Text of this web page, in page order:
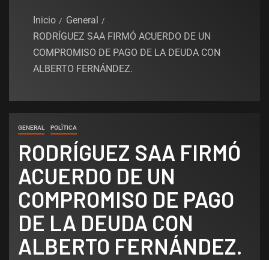
Inicio
General
RODRÍGUEZ SAA FIRMÓ ACUERDO DE UN
COMPROMISO DE PAGO DE LA DEUDA CON
ALBERTO FERNÁNDEZ.
GENERAL POLÌTICA
RODRÍGUEZ SAA FIRMÓ
ACUERDO DE UN
COMPROMISO DE PAGO
DE LA DEUDA CON
ALBERTO FERNÁNDEZ.